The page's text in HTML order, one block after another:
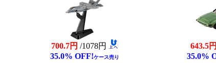
700.7円 /1078円
35.0% OFF!ケース売り
643.5円
35.0%